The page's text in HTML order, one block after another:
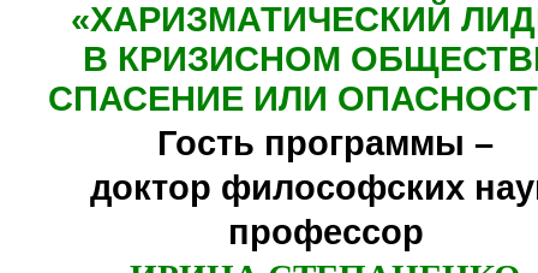
«ХАРИЗМАТИЧЕСКИЙ
В КРИЗИСНОМ
СПАСЕНИЕ ИЛИ
Гость программы –
доктор философских
профессор